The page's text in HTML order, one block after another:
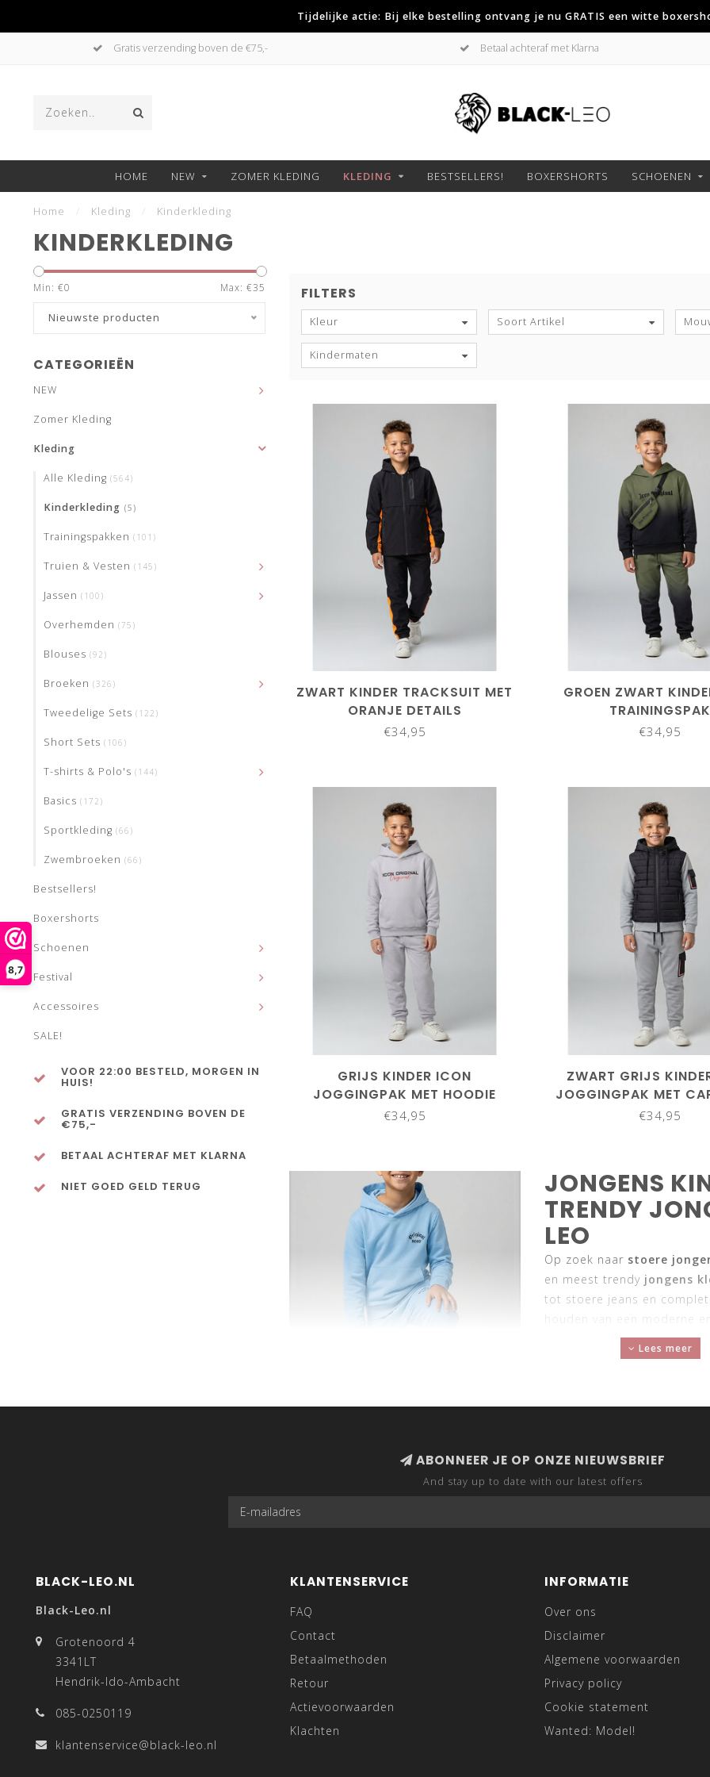
8,7
Tijdelijke actie: Bij elke bestelling ontvang je nu GRATIS een witte
Gratis verzending boven de €75,- Betaal achteraf met Klarna
HOME NEW ZOMER KLEDING KLEDING BESTSELLERS! BOXERSHORTS SCHOENEN
Home Kleding Kinderkleding
KINDERKLEDING
Min: €0 Max: €35
Nieuwste producten
CATEGORIEËN
NEW
Zomer Kleding
Kleding
Alle Kleding (564)
Kinderkleding (5)
Trainingspakken (101)
Truien & Vesten (145)
Jassen (100)
Overhemden (75)
Blouses (92)
Broeken (326)
Tweedelige Sets (122)
Short Sets (106)
T-shirts & Polo's (144)
Basics (172)
Sportkleding (66)
Zwembroeken (66)
Bestsellers!
Boxershorts
Schoenen
Festival
Accessoires
SALE!
VOOR 22:00 BESTELD, MORGEN IN
HUIS!
GRATIS VERZENDING BOVEN DE
€75,-
BETAAL ACHTERAF MET KLARNA
NIET GOED GELD TERUG
FILTERS
Kleur Soort Artikel
Kindermaten
ZWART KINDER TRACKSUIT MET
ORANJE DETAILS
€34,95
GROEN ZWART
TRAININGSPAK
€34,95
GRIJS KINDER ICON
JOGGINGPAK MET HOODIE
€34,95
ZWART GRIJS
JOGGINGPAK MET
€34,95
JONGENS
TRENDY
LEO
Op zoek naar stoere
en meest trendy jongens
tot stoere jeans en
houden van een moderne
STOERE
Of het nu gaat om school,
In onze collectie vind je
Setjes & outfits
Zomer- en
van fijne, comfortabele
Lees meer
ABONNEER JE OP ONZE NIEUWSBRIEF
And stay up to date with our latest offers
BLACK-LEO.NL
Black-Leo.nl
Grotenoord 4
3341LT
Hendrik-Ido-Ambacht
085-0250119
klantenservice@black-leo.nl
KLANTENSERVICE
FAQ
Contact
Betaalmethoden
Retour
Actievoorwaarden
Klachten
INFORMATIE
Over ons
Disclaimer
Algemene voorwaarden
Privacy policy
Cookie statement
Wanted: Model!